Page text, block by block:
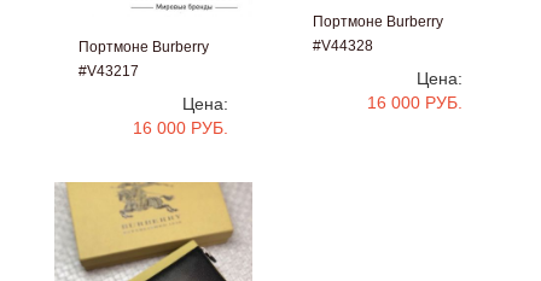
Портмоне Burberry
#V43217
Цена:
16 000 РУБ.
Портмоне Burberry
#V44328
Цена:
16 000 РУБ.